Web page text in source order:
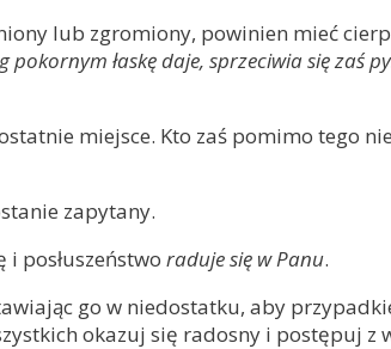
lub zgromiony, powinien mieć
pokornym łaskę daje, sprzeciwia się zaś
miejsce. Kto zaś pomimo tego
zapytany.
posłuszeństwo raduje się w Panu.
go w niedostatku, aby
okazuj się radosny i postępuj z